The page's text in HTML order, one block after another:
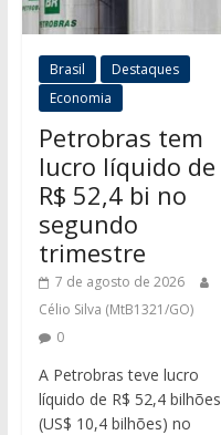
Brasil
Destaques
Economia
Petrobras tem
lucro líquido de
R$ 52,4 bi no
segundo
trimestre
7 de agosto de 2026
Célio Silva (MtB1321/GO)
0
A Petrobras teve lucro
líquido de R$ 52,4 bilhões
(US$ 10,4 bilhões) no